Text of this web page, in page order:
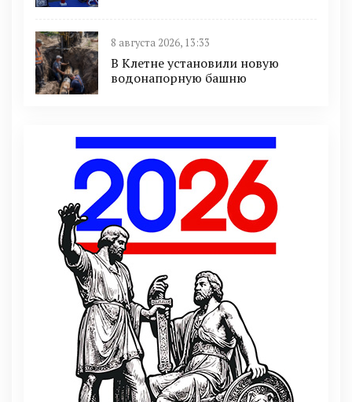
8 августа 2026, 13:33
В Клетне установили новую
водонапорную башню